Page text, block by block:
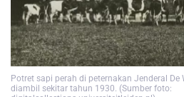
Potret sapi perah di peternakan Jenderal De
diambil sekitar tahun 1930. (Sumber foto: